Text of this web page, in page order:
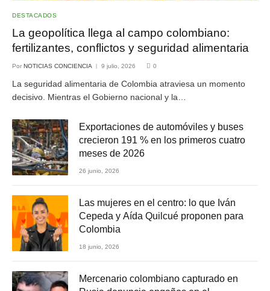
DESTACADOS
La geopolítica llega al campo colombiano:
fertilizantes, conflictos y seguridad alimentaria
Por NOTICIAS CONCIENCIA 9 julio, 2026 0
La seguridad alimentaria de Colombia atraviesa un momento
decisivo. Mientras el Gobierno nacional y la…
Exportaciones de automóviles y buses
crecieron 191 % en los primeros cuatro
meses de 2026
26 junio, 2026
Las mujeres en el centro: lo que Iván
Cepeda y Aída Quilcué proponen para
Colombia
18 junio, 2026
Mercenario colombiano capturado en